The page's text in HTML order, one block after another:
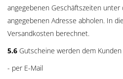
angegebenen Geschäftszeiten unter
angegebenen Adresse abholen. In
Versandkosten berechnet.
5.6 Gutscheine werden dem
- per E-Mail